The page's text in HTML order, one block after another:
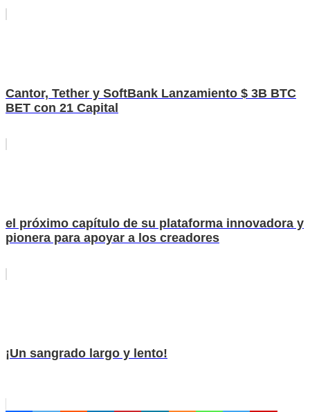
Cantor, Tether y SoftBank Lanzamiento $ 3B BTC
BET con 21 Capital
el próximo capítulo de su plataforma innovadora y
pionera para apoyar a los creadores
¡Un sangrado largo y lento!